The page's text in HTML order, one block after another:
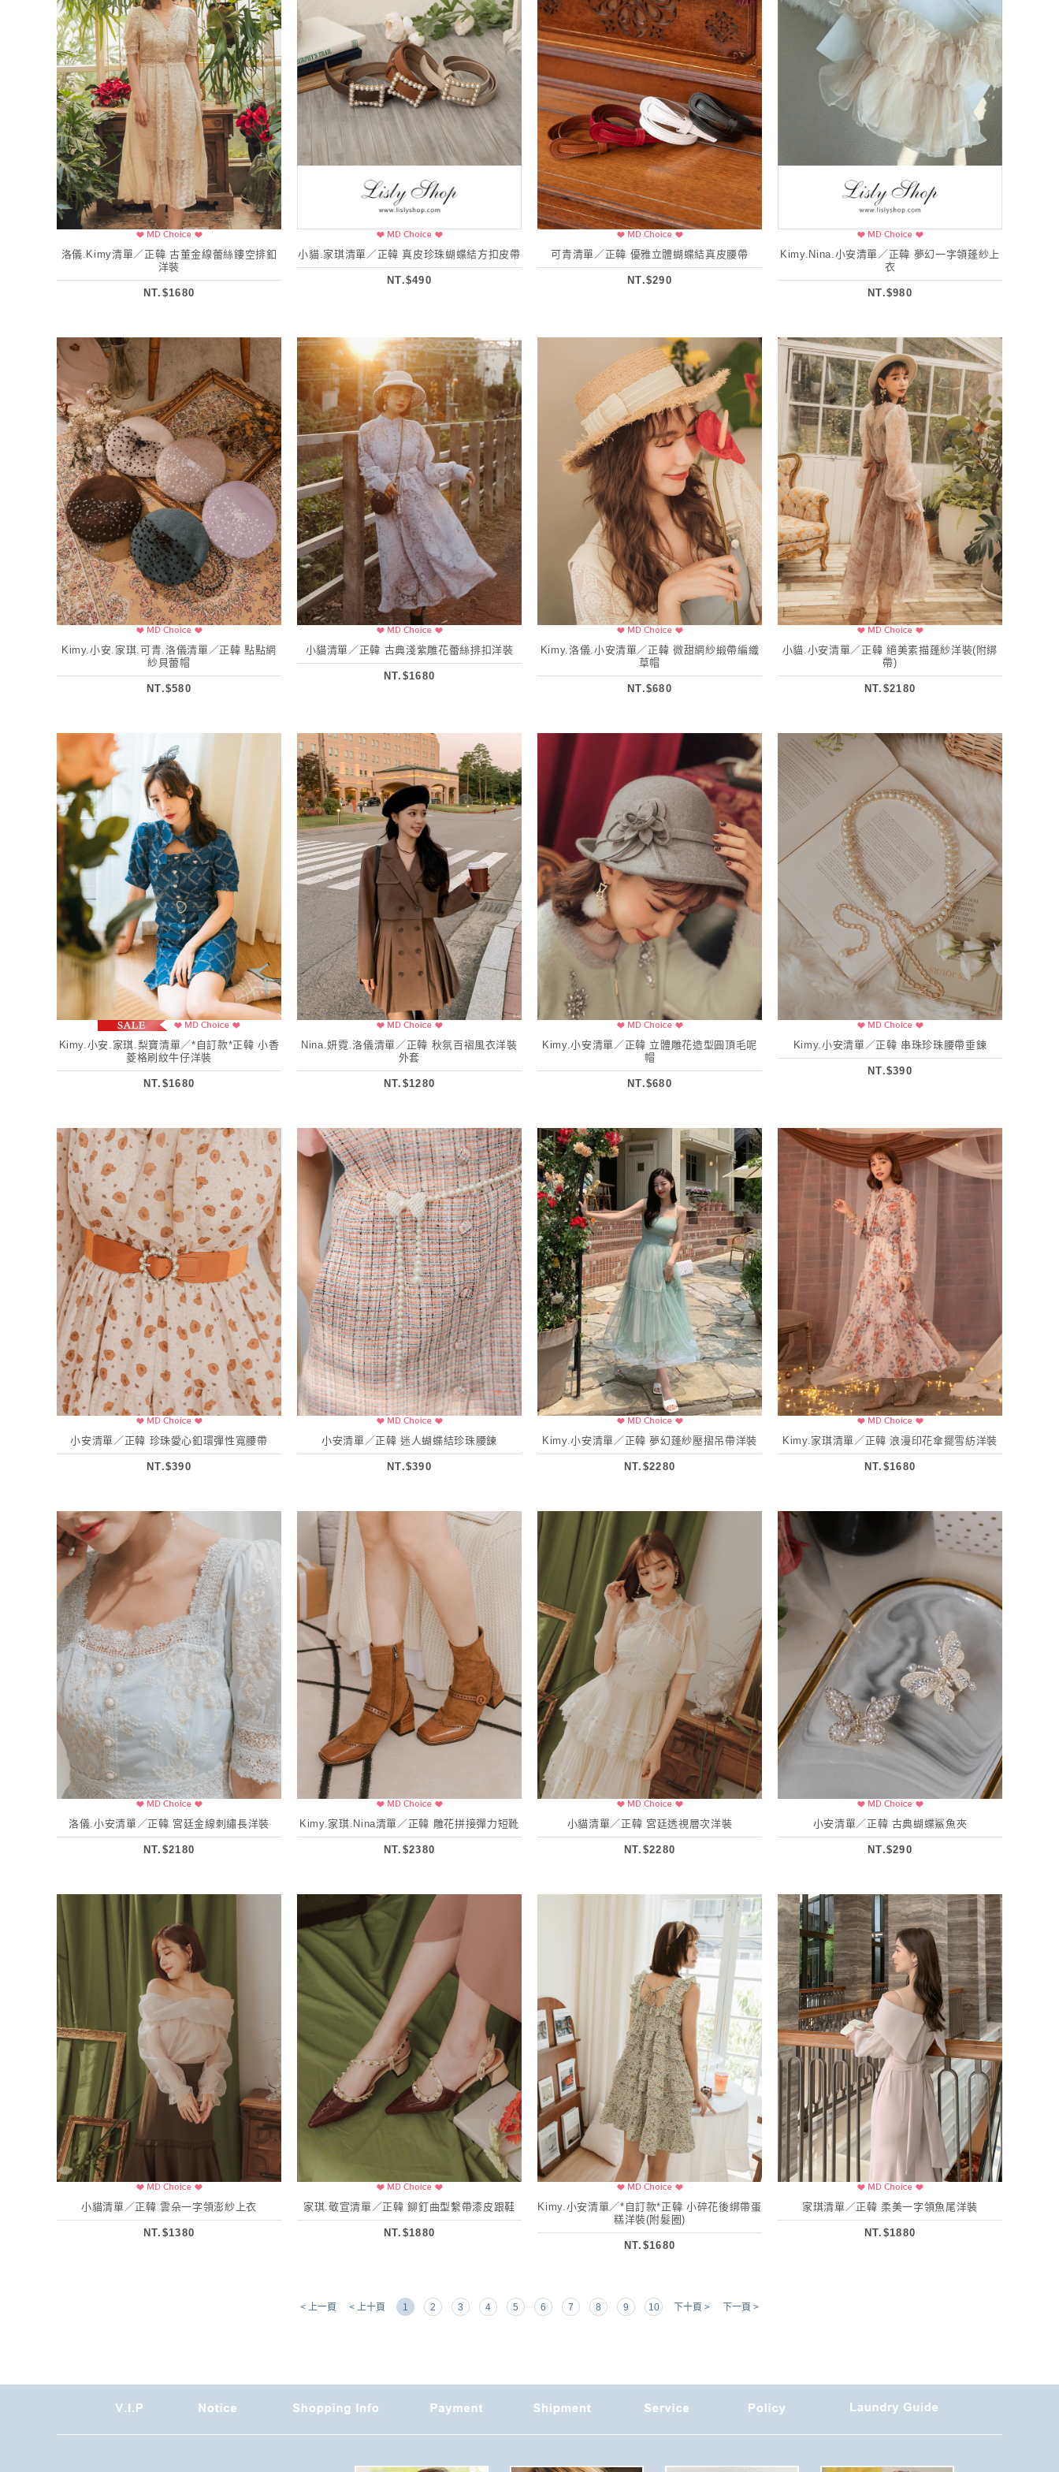
洛儀.Kimy清單／正韓 古董金線蕾絲鏤空排釦
洋裝
NT.$1680
小貓.家琪清單／正韓 真皮珍珠蝴蝶結方扣皮帶
NT.$490
可青清單／正韓 優雅立體蝴蝶結真皮腰帶
NT.$290
Kimy.Nina.小安清單／正韓 夢幻一字領蓬紗上
衣
NT.$980
Kimy.小安.家琪.可青.洛儀清單／正韓 點點網
紗貝蕾帽
NT.$580
小貓清單／正韓 古典淺紫雕花蕾絲排扣洋裝
NT.$1680
Kimy.洛儀.小安清單／正韓 微甜網紗緞帶編織
草帽
NT.$680
小貓.小安清單／正韓 絕美素描蓬紗洋裝(附綁
帶)
NT.$2180
Kimy.小安.家琪.梨寶清單／*自訂款*正韓 小香
菱格刷紋牛仔洋裝
NT.$1680
Nina.妍霓.洛儀清單／正韓 秋氛百褶風衣洋裝
外套
NT.$1280
Kimy.小安清單／正韓 立體雕花造型圓頂毛呢
帽
NT.$680
Kimy.小安清單／正韓 串珠珍珠腰帶垂鍊
NT.$390
小安清單／正韓 珍珠愛心釦環彈性寬腰帶
NT.$390
小安清單／正韓 迷人蝴蝶結珍珠腰鍊
NT.$390
Kimy.小安清單／正韓 夢幻蓬紗壓摺吊帶洋裝
NT.$2280
Kimy.家琪清單／正韓 浪漫印花傘擺雪紡洋裝
NT.$1680
洛儀.小安清單／正韓 宮廷金線刺繡長洋裝
NT.$2180
Kimy.家琪.Nina清單／正韓 雕花拼接彈力短靴
NT.$2380
小貓清單／正韓 宮廷透視層次洋裝
NT.$2280
小安清單／正韓 古典蝴蝶鯊魚夾
NT.$290
小貓清單／正韓 雲朵一字領澎紗上衣
NT.$1380
家琪.敬宣清單／正韓 鉚釘曲型繫帶漆皮跟鞋
NT.$1880
Kimy.小安清單／*自訂款*正韓 小碎花後綁帶蛋
糕洋裝(附髮圈)
NT.$1680
家琪清單／正韓 柔美一字領魚尾洋裝
NT.$1880
< 上一頁 < 上十頁 1 2 3 4 5 6 7 8 9 10 下十頁 > 下一頁 >